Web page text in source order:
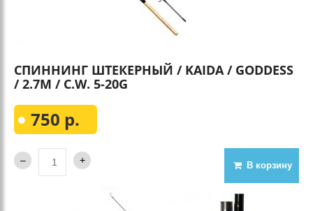
СПИННИНГ ШТЕКЕРНЫЙ / KAIDA / GODDESS
/ 2.7М / C.W. 5-20G
750 р.
В корзину